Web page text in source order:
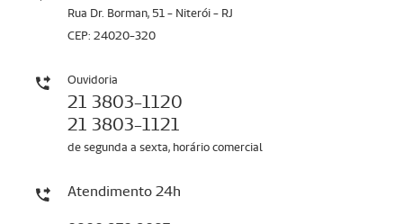
Rua Dr. Borman, 51 - Niterói - RJ
CEP: 24020-320
Ouvidoria
21 3803-1120
21 3803-1121
de segunda a sexta, horário comercial
Atendimento 24h